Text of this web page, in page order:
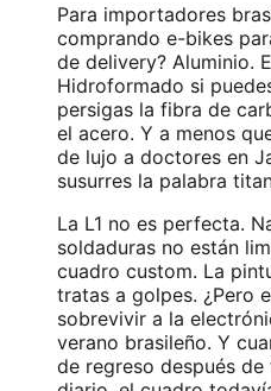
Para importadores
comprando e-bikes
de delivery? Aluminio.
Hidroformado si
persigas la fibra de
el acero. Y a menos
de lujo a doctores en
susurres la palabra
La L1 no es perfecta.
soldaduras no están
cuadro custom. La
tratas a golpes. ¿Pero
sobrevivir a la
verano brasileño. Y
de regreso después de